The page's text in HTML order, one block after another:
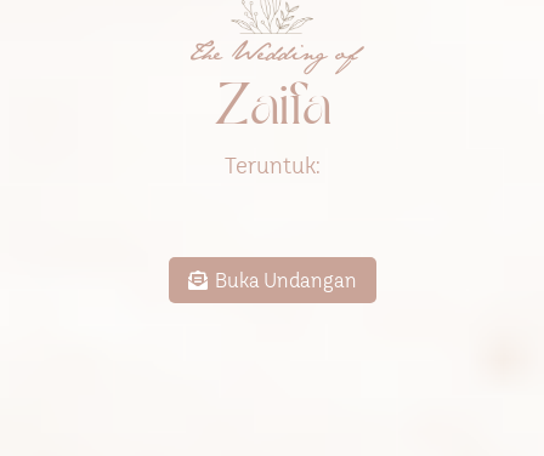
The Wedding of
Zaifa
Teruntuk:
Buka Undangan